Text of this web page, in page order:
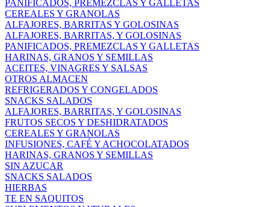
PANIFICADOS, PREMEZCLAS Y GALLETAS
CEREALES Y GRANOLAS
ALFAJORES, BARRITAS Y GOLOSINAS
ALFAJORES, BARRITAS, Y GOLOSINAS
PANIFICADOS, PREMEZCLAS Y GALLETAS
HARINAS, GRANOS Y SEMILLAS
ACEITES, VINAGRES Y SALSAS
OTROS ALMACEN
REFRIGERADOS Y CONGELADOS
SNACKS SALADOS
ALFAJORES, BARRITAS, Y GOLOSINAS
FRUTOS SECOS Y DESHIDRATADOS
CEREALES Y GRANOLAS
INFUSIONES, CAFÉ Y ACHOCOLATADOS
HARINAS, GRANOS Y SEMILLAS
SIN AZUCAR
SNACKS SALADOS
HIERBAS
TE EN SAQUITOS